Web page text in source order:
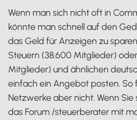
Wenn man sich nicht oft in
könnte man schnell auf den
das Geld für Anzeigen zu
Steuern (38.600 Mitglieder)
Mitglieder) und ähnlichen
einfach ein Angebot posten. So
Netzwerke aber nicht. Wenn
das Forum /steuerberater mit